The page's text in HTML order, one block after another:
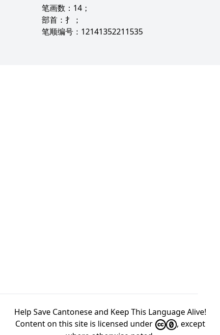
笔画数：14；
部首：扌；
笔顺编号：12141352211535
Help Save Cantonese and Keep This Language Alive!
Content on this site is licensed under
, except